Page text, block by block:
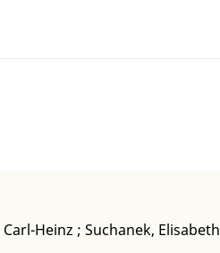
Carl-Heinz ; Suchanek, Elisabeth